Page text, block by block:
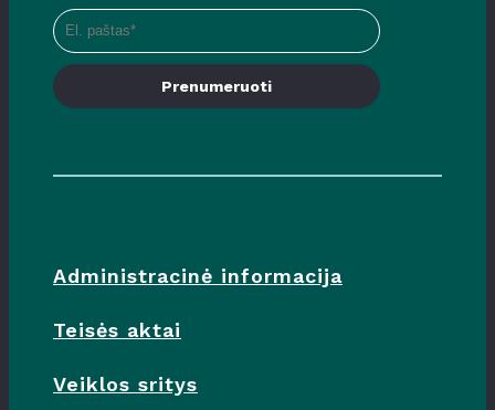
Prenumeruoti
Administracinė informacija
Teisės aktai
Veiklos sritys